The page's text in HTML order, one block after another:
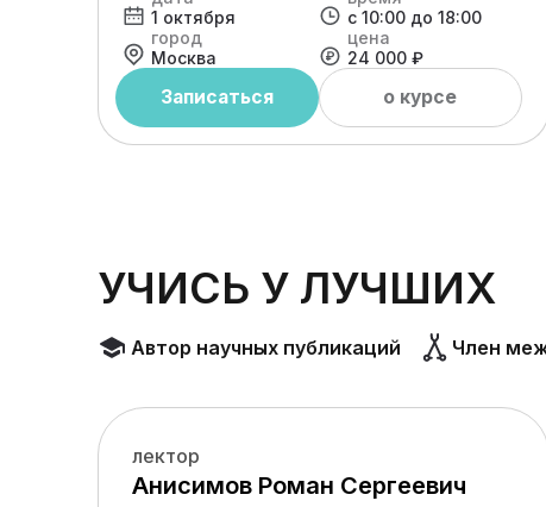
1 октября
с 10:00 до 18:00
город
Москва
цена
24 000 ₽
Записаться о курсе
УЧИСЬ У ЛУЧШИХ
Автор научных публикаций Член
лектор
Анисимов Роман Сергеевич